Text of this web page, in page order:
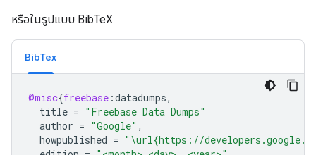
หรือในรูปแบบ BibTeX
BibTex
@misc{freebase :datadumps,
title = "Freebase Data Dumps"
author = "Google" ,
howpublished = "\url{https://